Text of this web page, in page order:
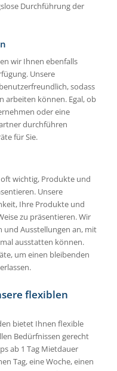
Durchführung der
wir Ihnen ebenfalls
Unsere
sodass
arbeiten können. Egal, ob
oder eine
durchführen
für Sie.
wichtig, Produkte und
Unsere
Ihre Produkte und
zu präsentieren. Wir
und Ausstellungen an, mit
ausstatten können.
um einen bleibenden
flexiblen
bietet Ihnen flexible
Bedürfnissen gerecht
ab 1 Tag Mietdauer
Tag, eine Woche, einen